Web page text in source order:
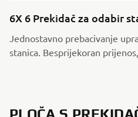
6X 6 Prekidač za odabir
Jednostavno prebacivanje
stanica. Besprijekoran
PLOČA S